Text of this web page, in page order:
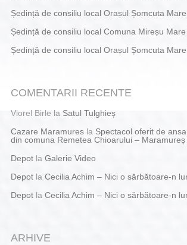
Ședință de consiliu local Orașul Șomcuta
Ședință de consiliu local Comuna Mireșu
Ședință de consiliu local Orașul Șomcuta
COMENTARII RECENTE
Viorel Birle la Satul Tulghieș
Cazare Maramuresla Spectacol oferit de
din comuna Remetea Chioarului –
Depotla Galerie Video
Depotla Cecilia Achim – Nici o sărbătoare-n
Depotla Cecilia Achim – Nici o sărbătoare-n
ARHIVE